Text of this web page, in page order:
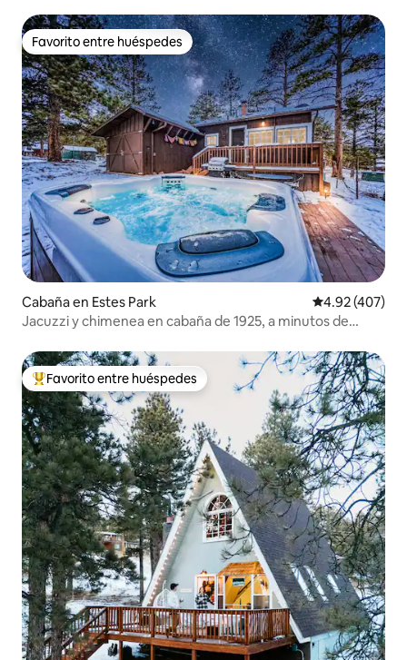
Favorito entre huéspedes
Favorito entre huéspedes
Cabaña en Estes Park Calificación
4.92 (407)
Jacuzzi y chimenea en cabaña de 1925, a minutos de
De los mejores en Favorito entre huéspedes
Favorito entre huéspedes